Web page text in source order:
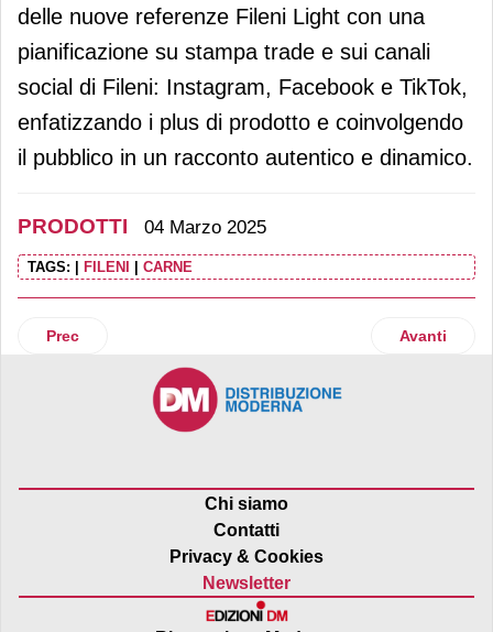
delle nuove referenze Fileni Light con una
pianificazione su stampa trade e sui canali
social di Fileni: Instagram, Facebook e TikTok,
enfatizzando i plus di prodotto e coinvolgendo
il pubblico in un racconto autentico e dinamico.
PRODOTTI 04 Marzo 2025
TAGS: FILENI CARNE
Articolo precedente: Matt lancia le gallette a base di ceci
Prec Articolo
Avanti
Chi siamo
Contatti
Privacy & Cookies
Newsletter